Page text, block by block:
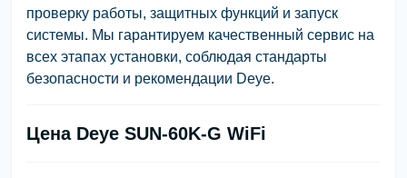
проверку работы, защитных функций и запуск
системы. Мы гарантируем качественный сервис на
всех этапах установки, соблюдая стандарты
безопасности и рекомендации Deye.
Цена Deye SUN-60K-G WiFi